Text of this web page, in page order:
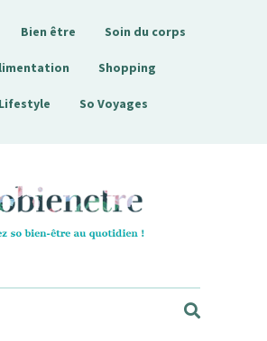
Bien être Soin du corps
Shopping
Lifestyle So Voyages